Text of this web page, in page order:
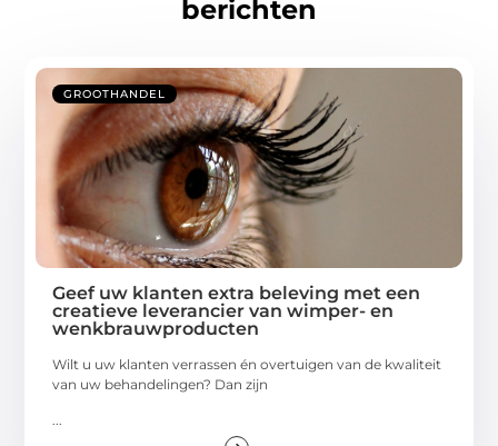
berichten
GROOTHANDEL
Geef uw klanten extra beleving met een
creatieve leverancier van wimper- en
wenkbrauwproducten
Wilt u uw klanten verrassen én overtuigen van de kwaliteit
van uw behandelingen? Dan zijn
...